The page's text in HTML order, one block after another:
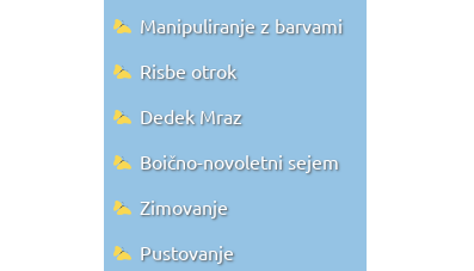
Manipuliranje z barvami
Risbe otrok
Dedek Mraz
Boično-novoletni sejem
Zimovanje
Pustovanje